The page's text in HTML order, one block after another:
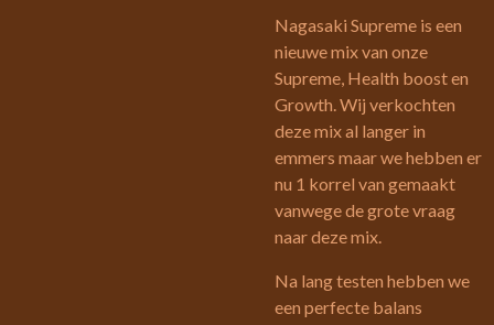
Nagasaki Supreme is een
nieuwe mix van onze
Supreme, Health boost en
Growth. Wij verkochten
deze mix al langer in
emmers maar we hebben er
nu 1 korrel van gemaakt
vanwege de grote vraag
naar deze mix.
Na lang testen hebben we
een perfecte balans